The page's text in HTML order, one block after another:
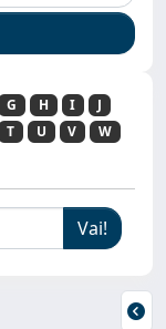
G H I
J
T U V
W